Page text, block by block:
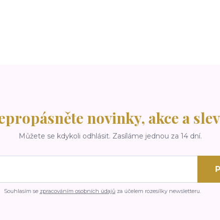
novinky, akce a
Můžete se kdykoli odhlásit. Zasíláme jednou za 14 dní.
Souhlasím se zpracováním osobních údajůza účelem rozesílky newsletteru.